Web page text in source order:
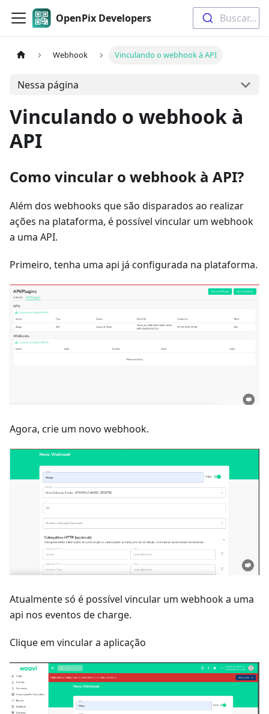
OpenPix Developers Buscar...
Webhook Vinculando o webhook à API
Nessa página
Vinculando o webhook à
API
Como vincular o webhook à API?
Além dos webhooks que são disparados ao realizar
ações na plataforma, é possível vincular um webhook
a uma API.
Primeiro, tenha uma api já configurada na plataforma.
Agora, crie um novo webhook.
Atualmente só é possível vincular um webhook a uma
api nos eventos de charge.
Clique em vincular a aplicação